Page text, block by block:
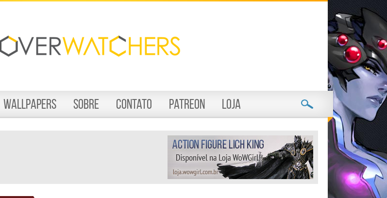
Wallpapers Sobre Contato Patreon Loja